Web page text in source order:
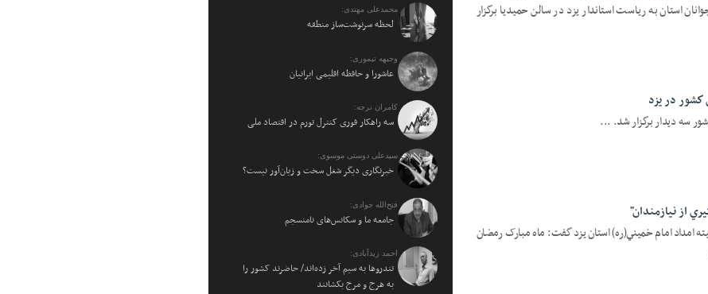
استان به رياست استاندار يزد در سالن حميديا برگزار
كشور در يزد
سه ديدار برگزار شد. ...
از نيازمندان"
امداد امام خميني(ره) استان يزد گفت: ماه مبارک رمضان
محمدعلی مهتدی:
لحظه سرنوشت‌ساز منطقه
وجیهه تیموری:
عاشورا و حافظه اقلیمی ایرانیان
کامران نرجه:
سه راهکار فوری کنترل تورم در اقتصاد ملی
سیدعلی دوستی موسوی:
خبرنگاری دیگر شغل سخت و زیان‌آور نیست؟
فتح‌الله جوادی:
جامعه ما و سکانس‌های نامنسجم
احمد زیدآبادی:
تندروها به سیم آخر زده‌اند/ حاضرند کشور را
به هرج و مرج بکشانند